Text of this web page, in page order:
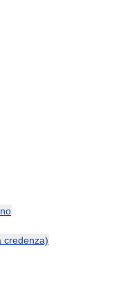
credenza)